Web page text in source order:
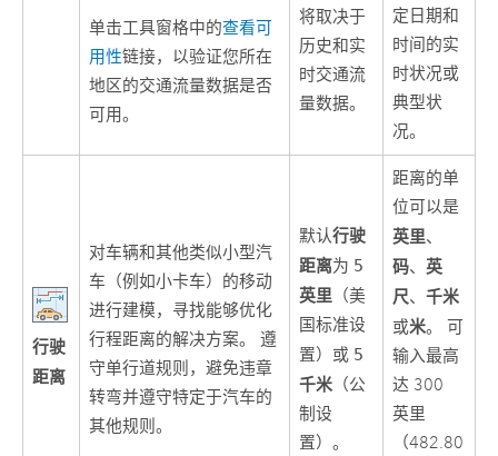
单击工具窗格中的查看可
用性链接，以验证您所在
地区的交通流量数据是否
可用。
将取决于
历史和实
时交通流
量数据。
定日期和
时间的实
时状况或
典型状
况。
行驶
距离
对车辆和其他类似小型汽
车（例如小卡车）的移动
进行建模，寻找能够优化
行程距离的解决方案。 遵
守单行道规则，避免违章
转弯并遵守特定于汽车的
其他规则。
默认行驶
距离为 5
英里 （美
国标准设
置）或 5
千米 （公
制设
置）。
距离的单
位可以是
英里、
码、英
尺、千米
或米。 可
输入最高
达 300
英里
（482.80